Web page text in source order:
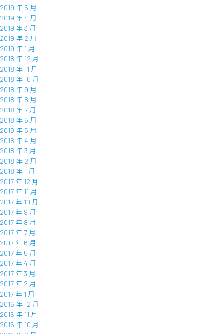
2019 年 5 月
2019 年 4 月
2019 年 3 月
2019 年 2 月
2019 年 1 月
2018 年 12 月
2018 年 11 月
2018 年 10 月
2018 年 9 月
2018 年 8 月
2018 年 7 月
2018 年 6 月
2018 年 5 月
2018 年 4 月
2018 年 3 月
2018 年 2 月
2018 年 1 月
2017 年 12 月
2017 年 11 月
2017 年 10 月
2017 年 9 月
2017 年 8 月
2017 年 7 月
2017 年 6 月
2017 年 5 月
2017 年 4 月
2017 年 3 月
2017 年 2 月
2017 年 1 月
2016 年 12 月
2016 年 11 月
2016 年 10 月